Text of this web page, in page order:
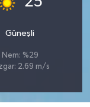
Güneşli
Nem: %29
2.69 m/s